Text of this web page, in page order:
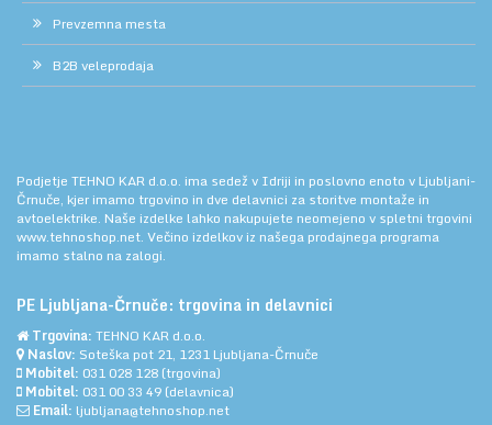
Prevzemna mesta
B2B veleprodaja
Podjetje TEHNO KAR d.o.o. ima sedež v Idriji in poslovno enoto v Ljubljani-
Črnuče, kjer imamo trgovino in dve delavnici za storitve montaže in
avtoelektrike. Naše izdelke lahko nakupujete neomejeno v spletni trgovini
www.tehnoshop.net. Večino izdelkov iz našega prodajnega programa
imamo stalno na zalogi.
PE Ljubljana-Črnuče: trgovina in delavnici
Trgovina: TEHNO KAR d.o.o.
Naslov: Soteška pot 21, 1231 Ljubljana-Črnuče
Mobitel: 031 028 128 (trgovina)
Mobitel: 031 00 33 49 (delavnica)
Email: ljubljana@tehnoshop.net